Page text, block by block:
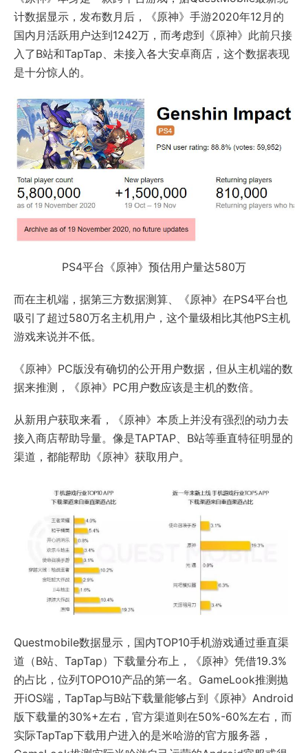
计数据显示，发布数月后，《原神》手游2020年12月的
国内月活跃用户达到1242万，而考虑到《原神》此前只接
入了B站和TapTap、未接入各大安卓商店，这个数据表现
是十分惊人的。
PS4平台《原神》预估用户量达580万
而在主机端，据第三方数据测算、《原神》在PS4平台也
吸引了超过580万名主机用户，这个量级相比其他PS主机
游戏来说并不低。
《原神》PC版没有确切的公开用户数据，但从主机端的数
据来推测，《原神》PC用户数应该是主机的数倍。
从新用户获取来看，《原神》本质上并没有强烈的动力去
接入商店帮助导量。像是TAPTAP、B站等垂直特征明显的
渠道，都能帮助《原神》获取用户。
Questmobile数据显示，国内TOP10手机游戏通过垂直渠
道（B站、TapTap）下载量分布上，《原神》凭借19.3%
的占比，位列TOPO10产品的第一名。GameLook推测抛
开iOS端，TapTap与B站下载量能够占到《原神》Android
版下载量的30%+左右，官方渠道则在50%-60%左右，而
实际TapTap下载用户进入的是米哈游的官方服务器，